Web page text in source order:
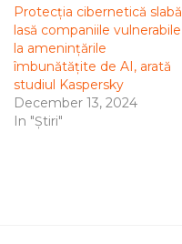
Protecția cibernetică slabă
lasă companiile vulnerabile
la amenințările
îmbunătățite de AI, arată
studiul Kaspersky
December 13, 2024
In "Știri"